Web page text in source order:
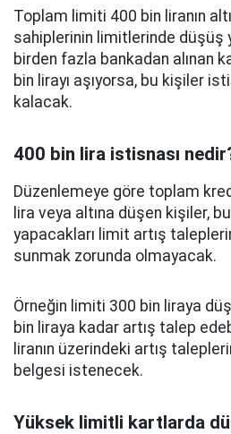
Toplam limiti 400 bin liranın
sahiplerinin limitlerinde düşüş
birden fazla bankadan alınan
bin lirayı aşıyorsa, bu kişiler
kalacak.
400 bin lira istisnası
Düzenlemeye göre toplam
lira veya altına düşen kişiler,
yapacakları limit artış
sunmak zorunda olmayacak.
Örneğin limiti 300 bin liraya
bin liraya kadar artış talep
liranın üzerindeki artış
belgesi istenecek.
Yüksek limitli kartlarda